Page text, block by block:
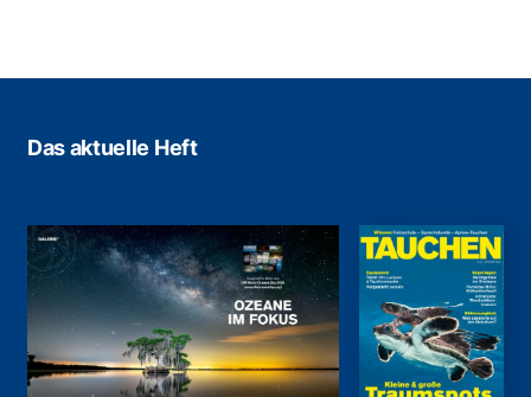
Das aktuelle Heft